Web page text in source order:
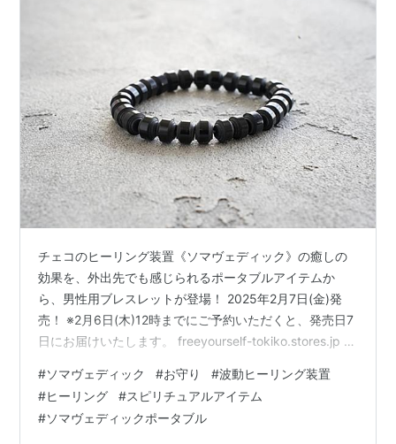
チェコのヒーリング装置《ソマヴェディック》の癒しの
効果を、外出先でも感じられるポータブルアイテムか
ら、男性用ブレスレットが登場！ 2025年2月7日(金)発
売！ ※2月6日(木)12時までにご予約いただくと、発売日7
日にお届けいたします。 freeyourself-tokiko.stores.jp ソ
だきたいポータブルアイテムです。 ご家族やパートナ
ー、友人など、お相手の心身を気遣ったバレンタインデ
ーギフトに最適です♪ 心のこもったギフトとして非常に喜
#ソマヴェディック #お守り #波動ヒーリング装置
#ヒーリング #スピリチュアルアイテム
#ソマヴェディックポータブル